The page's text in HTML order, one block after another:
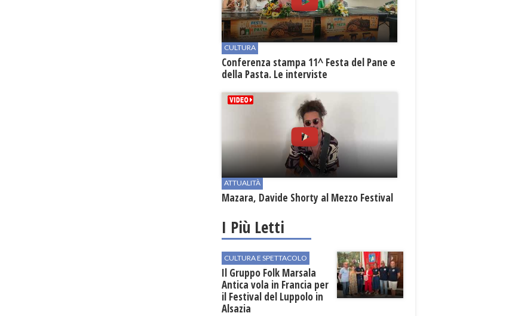
CULTURA
Conferenza stampa 11^ Festa del Pane e
della Pasta. Le interviste
ATTUALITÀ
Mazara, Davide Shorty al Mezzo Festival
I Più Letti
CULTURA E SPETTACOLO
Il Gruppo Folk Marsala
Antica vola in Francia per
il Festival del Luppolo in
Alsazia